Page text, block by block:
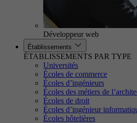
Développeur web
Établissements
ÉTABLISSEMENTS PAR TYPE
Universités
Écoles de commerce
Écoles d’ingénieurs
Écoles des métiers de
Écoles de droit
Écoles d’ingénieur
Écoles hôtelières